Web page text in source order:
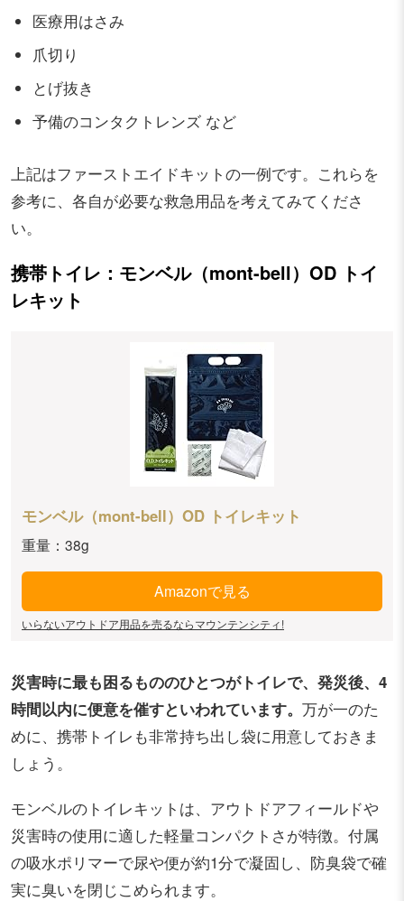
医療用はさみ
爪切り
とげ抜き
予備のコンタクトレンズ など
上記はファーストエイドキットの一例です。これらを
参考に、各自が必要な救急用品を考えてみてくださ
い。
携帯トイレ：モンベル（mont-bell）OD トイ
レキット
モンベル（mont-bell）OD トイレキット
重量：38g
Amazonで見る
いらないアウトドア用品を売るならマウンテンシティ!
災害時に最も困るもののひとつがトイレで、発災後、4
時間以内に便意を催すといわれています。 万が一のた
めに、携帯トイレも非常持ち出し袋に用意しておきま
しょう。
モンベルのトイレキットは、アウトドアフィールドや
災害時の使用に適した軽量コンパクトさが特徴。付属
の吸水ポリマーで尿や便が約1分で凝固し、防臭袋で確
実に臭いを閉じこめられます。